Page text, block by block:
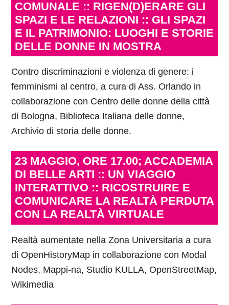
COMUNALE :: RIGEN(D)ERARE GLI
SPAZI E LE RELAZIONI :: GLI SPAZI
E IL PATRIMONIO: LUOGHI E STORIE
DELLE DONNE IN MOSTRA
Contro discriminazioni e violenza di genere: i
femminismi al centro, a cura di Ass. Orlando in
collaborazione con Centro delle donne della città
di Bologna, Biblioteca Italiana delle donne,
Archivio di storia delle donne.
23 MAGGIO, ORE 17.00; ACCADEMIA
DI BELLE ARTI :: UN VIAGGIO
INTERATTIVO :: RICOSTRUIRE E
COMUNICARE LA REALTÀ PERDUTA
CON LA REALTÀ VIRTUALE
Realtà aumentate nella Zona Universitaria a cura
di OpenHistoryMap in collaborazione con Modal
Nodes, Mappi-na, Studio KULLA, OpenStreetMap,
Wikimedia